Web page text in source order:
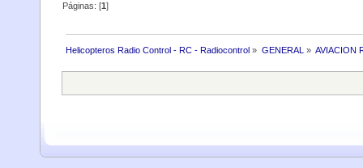
Páginas: [1]
Helicopteros Radio Control - RC - Radiocontrol » GENERAL » AVIACION